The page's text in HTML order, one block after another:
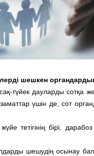
шешкен
түйек дауларды сотқа
үшін де, сот
тетігінің бірі, дарабоз
шешудің осынау